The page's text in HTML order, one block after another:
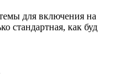
для включения на
стандартная, как буд